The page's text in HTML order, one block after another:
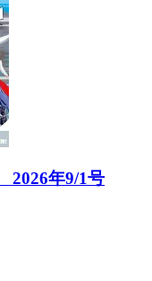
2026年9/1号